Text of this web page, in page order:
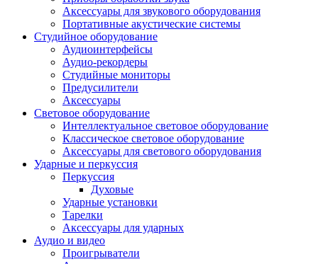
Аксессуары для звукового оборудования
Портативные акустические системы
Студийное оборудование
Аудиоинтерфейсы
Аудио-рекордеры
Студийные мониторы
Предусилители
Аксессуары
Световое оборудование
Интеллектуальное световое оборудование
Классическое световое оборудование
Аксессуары для светового оборудования
Ударные и перкуссия
Перкуссия
Духовые
Ударные установки
Тарелки
Аксессуары для ударных
Аудио и видео
Проигрыватели